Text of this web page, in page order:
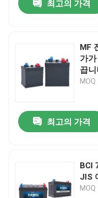
최고의 가격
MF
가
끕
MOQ
최고의 가격
BCI
JIS
MOQ